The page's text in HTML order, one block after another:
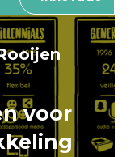
voor